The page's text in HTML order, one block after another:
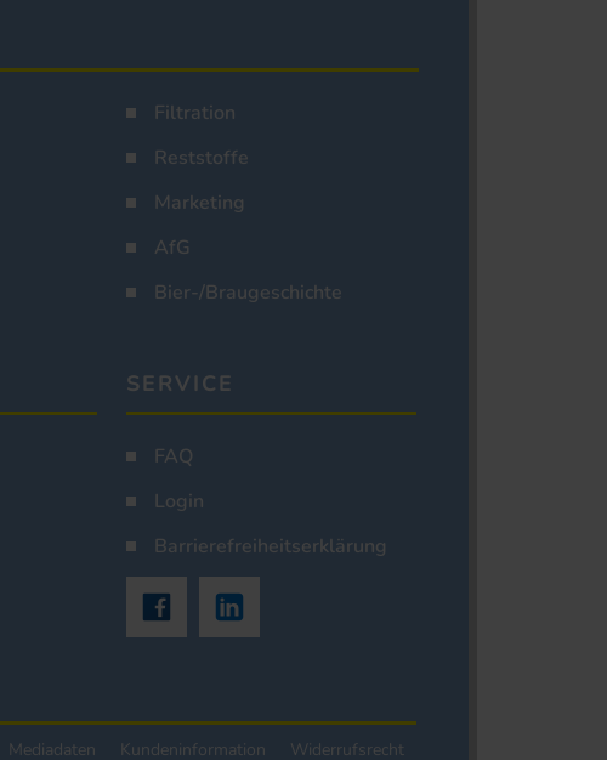
Filtration
Reststoffe
Marketing
AfG
Bier-/Braugeschichte
SERVICE
FAQ
Login
Barrierefreiheitserklärung
Mediadaten Kundeninformation Widerrufsrecht